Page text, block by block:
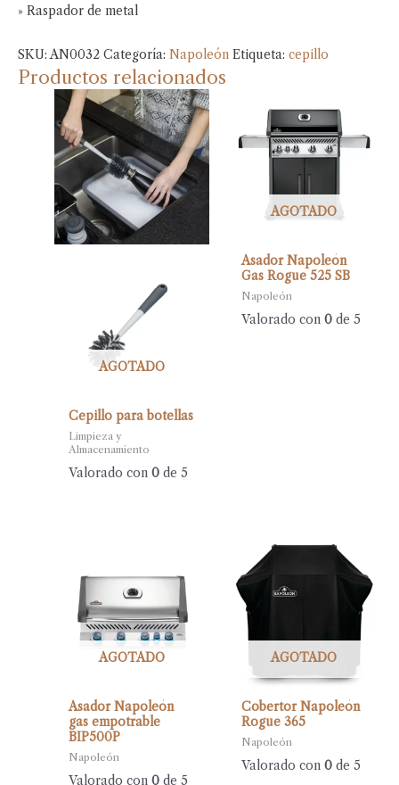
» Raspador de metal
SKU:AN0032 Categoría: Napoleón Etiqueta: cepillo
Productos relacionados
AGOTADO
Cepillo para botellas
Limpieza y
Almacenamiento
Valorado con0 de 5
AGOTADO
Asador Napoleón
Gas Rogue 525 SB
Napoleón
Valorado con 0de 5
AGOTADO
Asador Napoleón
gas empotrable
BIP500P
Napoleón
Valorado con0 de 5
AGOTADO
Cobertor Napoleón
Rogue 365
Napoleón
Valorado con 0de 5